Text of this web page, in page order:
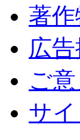
著
広
ご
サ